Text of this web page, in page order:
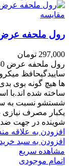
مقایسه
رول ملحفه عرض 80 سفید گرماژ
297,000 تومان
ساییدگیحافظ
ها هیچ گونه بوی
ساخته شده اند.با
شستشو نسبت به
یکبار مصرف نیازی
شوینده در جهت
افزودن به علاقه
افزودن به سبد خرید
مشاهده سریع
اتمام موجودی